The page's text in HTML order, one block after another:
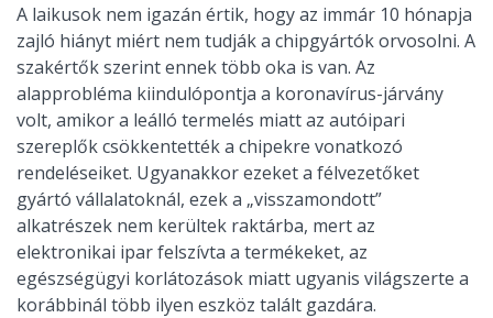
A laikusok nem igazán értik, hogy az immár 10 hónapja
zajló hiányt miért nem tudják a chipgyártók orvosolni. A
szakértők szerint ennek több oka is van. Az
alapprobléma kiindulópontja a koronavírus-járvány
volt, amikor a leálló termelés miatt az autóipari
szereplők csökkentették a chipekre vonatkozó
rendeléseiket. Ugyanakkor ezeket a félvezetőket
gyártó vállalatoknál, ezek a „visszamondott”
alkatrészek nem kerültek raktárba, mert az
elektronikai ipar felszívta a termékeket, az
egészségügyi korlátozások miatt ugyanis világszerte a
korábbinál több ilyen eszköz talált gazdára.